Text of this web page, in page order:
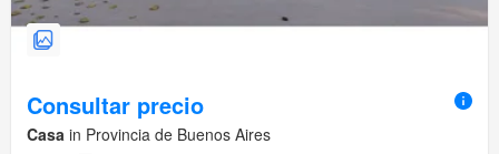
Consultar precio
Casa in Provincia de Buenos Aires